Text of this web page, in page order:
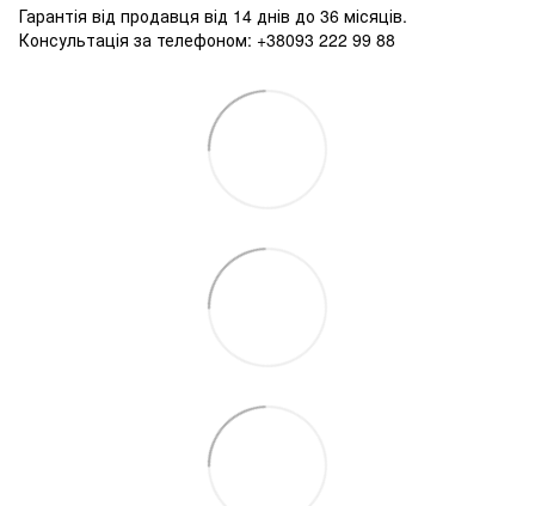
Гарантія від продавця від 14 днів до 36 місяців.
Консультація за телефоном: +38093 222 99 88